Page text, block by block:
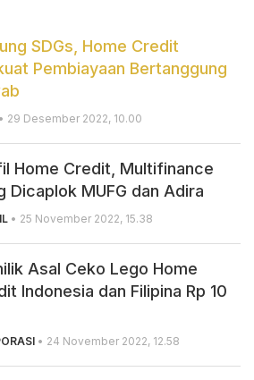
SDGs, Home Credit
Pembiayaan Bertanggung
• 29 Desember 2022, 10.00
Home Credit, Multifinance
Dicaplok MUFG dan Adira
• 25 November 2022, 15.38
Asal Ceko Lego Home
Indonesia dan Filipina Rp 10
• 24 November 2022, 12.58